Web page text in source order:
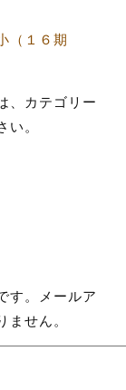
（１６期
、カテゴリー
。
す。メールア
せん。